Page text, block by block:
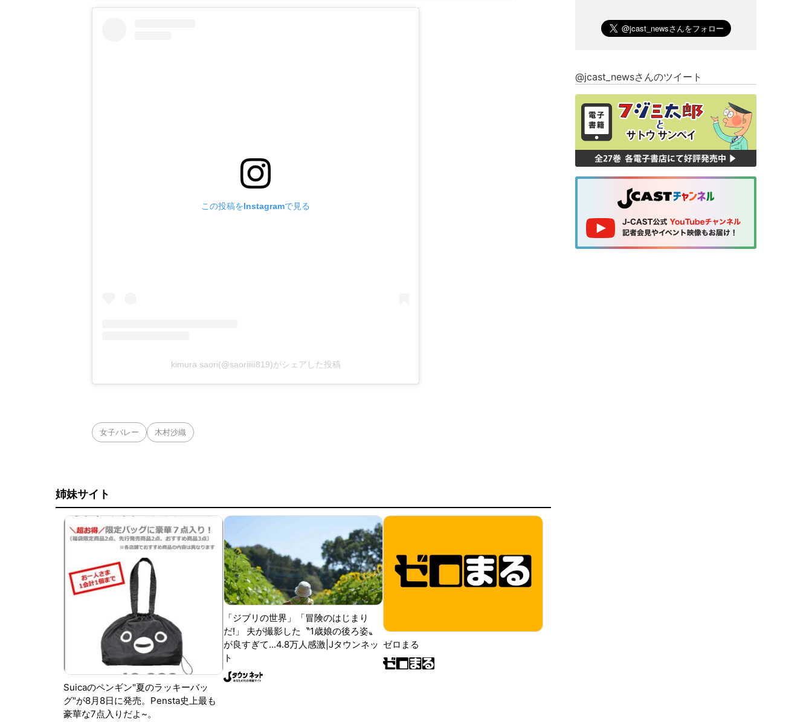
この投稿をInstagramで見る
kimura saori(@saoriiiii819)がシェアした投稿
女子バレー 木村沙織
姉妹サイト
Suicaのペンギン"夏のラッキーバッ
グ"が8月8日に発売。Pensta史上最も
豪華な7点入りだよ~。
「ジブリの世界」「冒険のはじまり
だ!」 夫が撮影した〝1歳娘の後ろ姿〟
が良すぎて...4.8万人感激|Jタウンネッ
ト
ゼロまる
@jcast_newsさんのツイート